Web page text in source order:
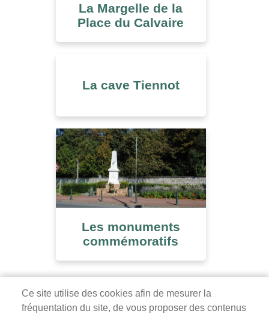
La Margelle de la
Place du Calvaire
La cave Tiennot
Les monuments
commémoratifs
Ce site utilise des cookies afin de mesurer la
fréquentation du site, de vous proposer des contenus